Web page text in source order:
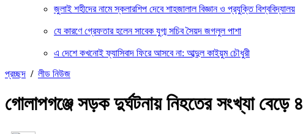
জুলাই শহীদের নামে স্কলারশিপ দেবে শাহজালাল বিজ্ঞান ও প্রযুক্তি বিশ্ববিদ্যালয়
যে কারণে গ্রেফতার হলেন সাবেক যুগ্ম সচিব সৈয়দ জগলুল পাশা
এ দেশে কখনোই ফ্যাসিবাদ ফিরে আসবে না: আব্দুল কাইয়ুম চৌধুরী
প্রচ্ছদ / লীড নিউজ
গোলাপগঞ্জে সড়ক দুর্ঘটনায় নিহতের সংখ্যা বেড়ে ৪